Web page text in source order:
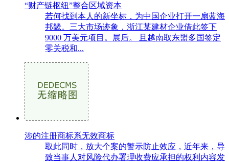
“财产链枢纽”整合区域资本
若何找到本人的新坐标，为中国企业打开一扇蓝海
邦畿。三大市场迹象，浙江某建材企业借此签下
9000 万美元项目。展后。 且越南取东盟多国签定
零关税和...
涉的注册商标系无效商标
取此同时，放大个案的警示防止效应，近年来，导
致当事人对风险代办署理收费应承担的权利内容发